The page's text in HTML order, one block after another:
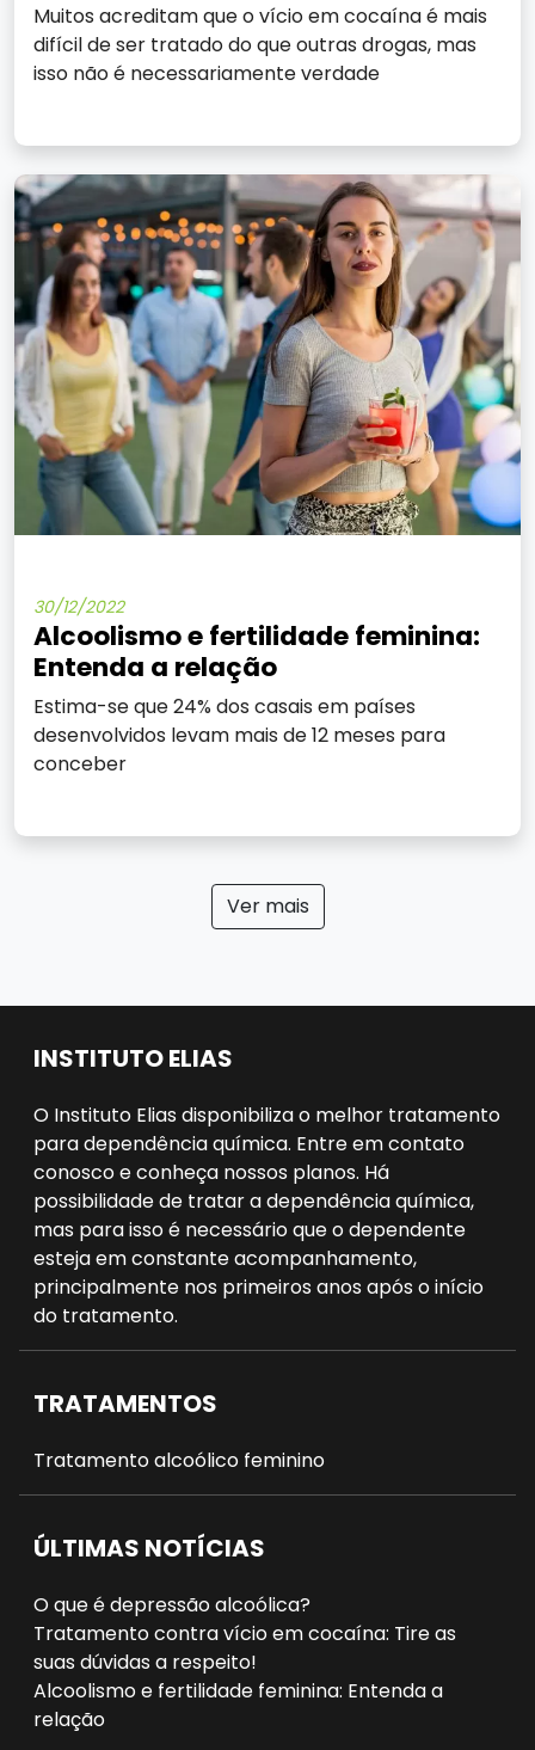
Muitos acreditam que o vício em cocaína é mais
difícil de ser tratado do que outras drogas, mas
isso não é necessariamente verdade
30/12/2022
Alcoolismo e fertilidade feminina:
Entenda a relação
Estima-se que 24% dos casais em países
desenvolvidos levam mais de 12 meses para
conceber
Ver mais
INSTITUTO ELIAS
O Instituto Elias disponibiliza o melhor tratamento
para dependência química. Entre em contato
conosco e conheça nossos planos. Há
possibilidade de tratar a dependência química,
mas para isso é necessário que o dependente
esteja em constante acompanhamento,
principalmente nos primeiros anos após o início
do tratamento.
TRATAMENTOS
Tratamento alcoólico feminino
ÚLTIMAS NOTÍCIAS
O que é depressão alcoólica?
Tratamento contra vício em cocaína: Tire as
suas dúvidas a respeito!
Alcoolismo e fertilidade feminina: Entenda a
relação